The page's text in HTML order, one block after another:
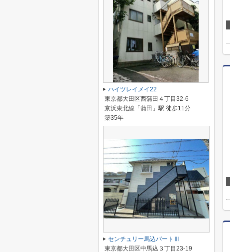
ハイツレイメイ22
東京都大田区西蒲田４丁目32-6
京浜東北線「蒲田」駅 徒歩11分
築35年
センチュリー馬込パートⅢ
東京都大田区中馬込３丁目23-19